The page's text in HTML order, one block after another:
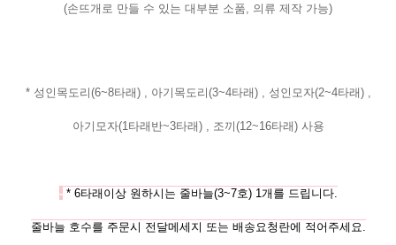
(손뜨개로 만들 수 있는 대부분 소품, 의류 제작 가능)
* 성인목도리(6~8타래) , 아기목도리(3~4타래) , 성인모자(2~4타래) ,
아기모자(1타래반~3타래) , 조끼(12~16타래) 사용
-* 6타래이상 원하시는 줄바늘(3~7호) 1개를 드립니다.
줄바늘 호수를 주문시 전달메세지 또는 배송요청란에 적어주세요.